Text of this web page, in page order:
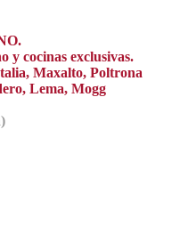
y cocinas exclusivas.
Maxalto, Poltrona
Lema, Mogg